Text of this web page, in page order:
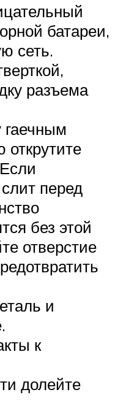
батареи,
сеть.
разъема
гаечным
перед
без этой
отверстие
и
к
долейте